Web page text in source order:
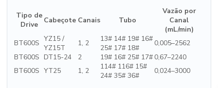
Tipo de
Drive
Cabeçote Canais Tubo
Vazão por
Canal
(mL/min)
BT600S YZ15 /
YZ15T
1, 2
13# 14# 19# 16#
25# 17# 18#
0,005–2562
BT600S DT15-24 2 19# 16# 25# 17# 0,67–2240
BT600S YT25 1, 2
114# 116# 15#
24# 35# 36#
0,024–3000